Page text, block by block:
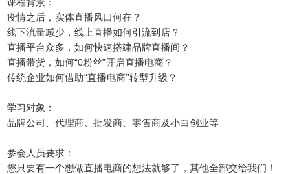
疫情之后，实体直播风口何在？
线下流量减少，线上直播如何引流到店？
直播平台众多，如何快速搭建品牌直播间？
直播带货，如何“0粉丝”开启直播电商？
传统企业如何借助“直播电商”转型升级？
学习对象：
品牌公司、代理商、批发商、零售商及小白创业等
参会人员要求：
您只要有一个想做直播电商的想法就够了，其他全部交给我们！